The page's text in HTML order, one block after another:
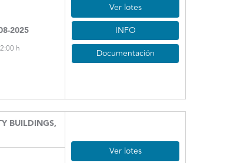
2025
h
Ver lotes
INFO
Documentación
BUILDINGS,
Ver lotes